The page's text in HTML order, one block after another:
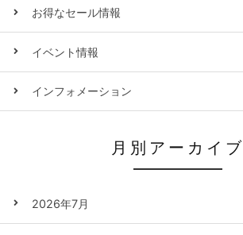
お得なセール情報
イベント情報
インフォメーション
月別アーカイブ
2026年7月